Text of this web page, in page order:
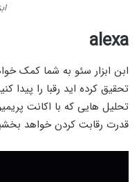
alexa
ابن ابزار سئو به شما کمک
تحقیق کرده اید رقبا را پیدا
تحلیل هایی که با اکانت
قدرت رقابت کردن خواهد